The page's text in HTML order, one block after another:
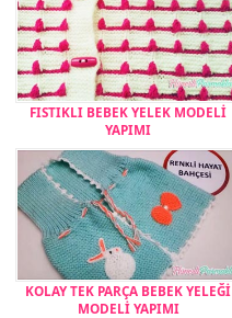
FISTIKLI BEBEK YELEK MODELİ
YAPIMI
KOLAY TEK PARÇA BEBEK YELEĞİ
MODELİ YAPIMI